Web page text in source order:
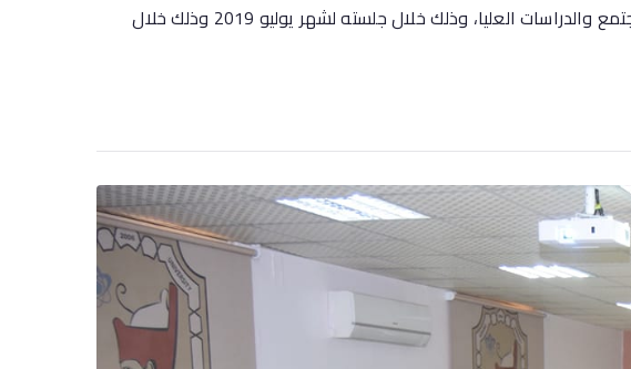
شاركت الاستاذ الدكتور سامية سعيد عميد كلية التمريض فى مناقشة الخطة التطويرية لقطاعي خدمة المجتمع والدراسات العليا، وذلك خلال جلسته لشهر يوليو 2019 وذلك خلال